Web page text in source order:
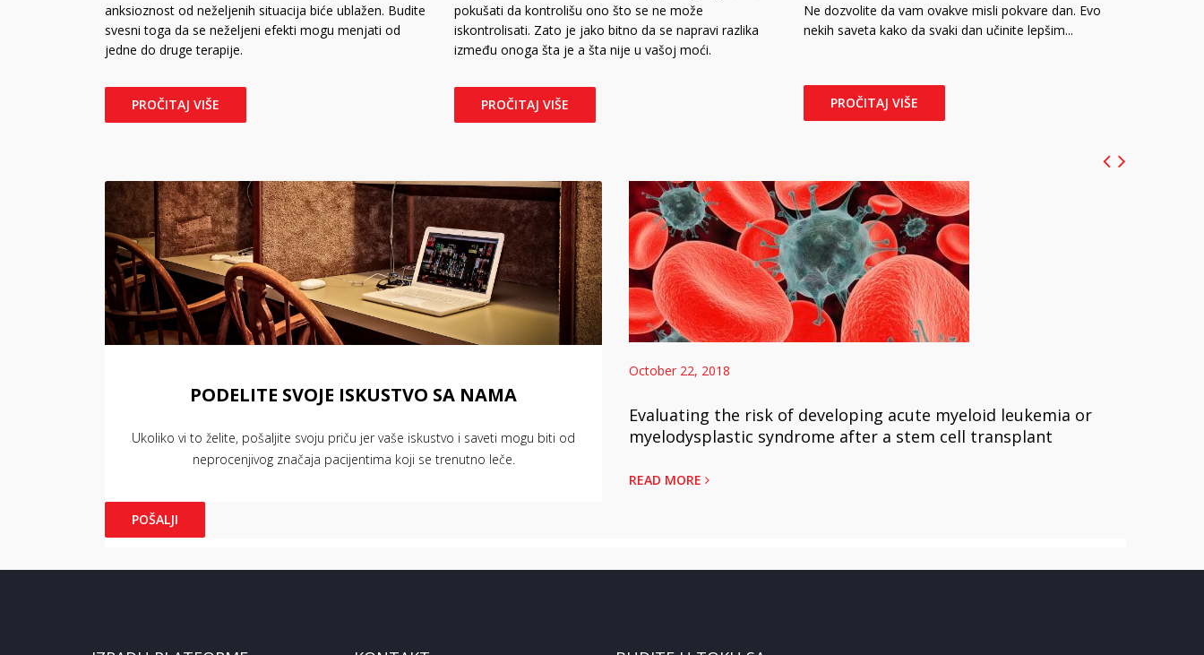
anksioznost od neželjenih situacija biće ublažen. Budite
svesni toga da se neželjeni efekti mogu menjati od
jedne do druge terapije.
PROČITAJ VIŠE
pokušati da kontrolišu ono što se ne može
iskontrolisati. Zato je jako bitno da se napravi razlika
između onoga šta je a šta nije u vašoj moći.
PROČITAJ VIŠE
Ne dozvolite da vam ovakve misli pokvare dan. Evo
nekih saveta kako da svaki dan učinite lepšim...
PROČITAJ VIŠE
PODELITE SVOJE ISKUSTVO SA NAMA
Ukoliko vi to želite, pošaljite svoju priču jer vaše iskustvo i saveti mogu biti od
neprocenjivog značaja pacijentima koji se trenutno leče.
POŠALJI
October 22, 2018
Evaluating the risk of developing acute myeloid leukemia or
myelodysplastic syndrome after a stem cell transplant
READ MORE